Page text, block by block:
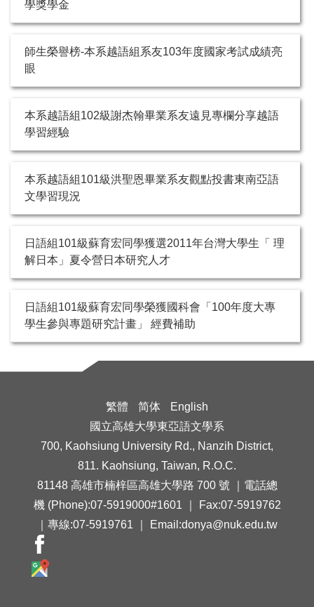
學獎學金
師生榮譽榜-本系越語組系友103年度國家考試成績亮
眼
本系越語組102級謝杰翰畢業系友遠見專欄分享越語
學習經驗
本系越語組101級洪聖恩畢業系友觀點投書東南亞語
文學習現況
日語組101級蘇育宏同學獲選2011年台灣大學生「 理
解日本」夏令營日本研究人才
日語組101級蘇育宏同學榮獲國科會「100年度大專
學生參與專題研究計畫」 經費補助
繁體 简体
English
國立高雄大學東亞語文學系
700, Kaohsiung University Rd., Nanzih District,
811. Kaohsiung, Taiwan, R.O.C.
81148 高雄市楠梓區高雄大學路 700 號 ｜電話總
機 (Phone):07-5919000#1601 ｜ Fax:07-5919762
｜專線:07-5919761 ｜ Email:donya@nuk.edu.tw